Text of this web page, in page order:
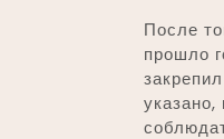
После
прошло